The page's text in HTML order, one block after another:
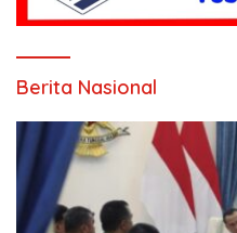
Berita Nasional